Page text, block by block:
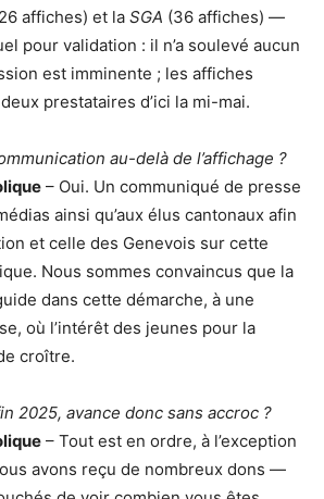
affiches) et la SGA (36 affiches) —
pour validation : il n’a soulevé aucun
est imminente ; les affiches
prestataires d’ici la mi-mai.
au-delà de l’affichage ?
– Oui. Un communiqué de presse
ainsi qu’aux élus cantonaux afin
et celle des Genevois sur cette
Nous sommes convaincus que la
dans cette démarche, à une
où l’intérêt des jeunes pour la
croître.
2025, avance donc sans accroc ?
– Tout est en ordre, à l’exception
avons reçu de nombreux dons —